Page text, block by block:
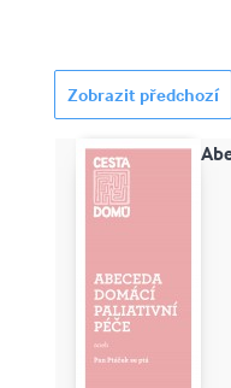
Zobrazit předchozí